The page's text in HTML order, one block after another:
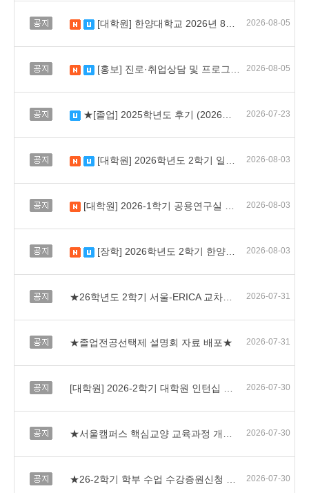
공지 새 글수정됨[대학원] 한양대학교 2026년 8월 학위수여식 개최 안내 2026-08-05
공지 새 글수정됨[홍보] 진로·취업상담 및 프로그램 안내 2026-08-05
공지 수정됨★[졸업] 2025학년도 후기 (2026년 8월) 학위수여식 안내(업데이트 예정)★ 2026-07-23
공지 새 글수정됨[대학원] 2026학년도 2학기 일반대학원 수강신청 일정 및 유의사항 안내 2026-08-03
공지 새 글[대학원] 2026-1학기 공용연구실 이용자 대상 공지_8월 24일까지 개인물품 정리 2026-08-03
공지 새 글수정됨[장학] 2026학년도 2학기 한양리더(HY-Leader) 장학 신청 안내 2026-08-03
공지 2026-07-31
공지 ★졸업전공선택제 설명회 자료 배포★ 2026-07-31
공지 2026-07-30
공지 2026-07-30
공지 2026-07-30